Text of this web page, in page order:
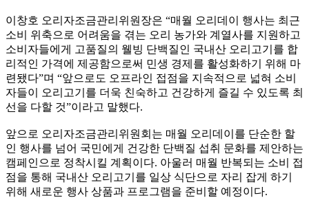
이창호 오리자조금관리위원장은 “매월 오리데이 행사는 최근
소비 위축으로 어려움을 겪는 오리 농가와 계열사를 지원하고
소비자들에게 고품질의 웰빙 단백질인 국내산 오리고기를 합
리적인 가격에 제공함으로써 민생 경제를 활성화하기 위해 마
련됐다”며 “앞으로도 오프라인 접점을 지속적으로 넓혀 소비
자들이 오리고기를 더욱 친숙하고 건강하게 즐길 수 있도록 최
선을 다할 것”이라고 말했다.
앞으로 오리자조금관리위원회는 매월 오리데이를 단순한 할
인 행사를 넘어 국민에게 건강한 단백질 섭취 문화를 제안하는
캠페인으로 정착시킬 계획이다. 아울러 매월 반복되는 소비 접
점을 통해 국내산 오리고기를 일상 식단으로 자리 잡게 하기
위해 새로운 행사 상품과 프로그램을 준비할 예정이다.